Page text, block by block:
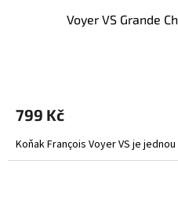
Voyer VS Grande
799 Kč
Koňak François Voyer VS je